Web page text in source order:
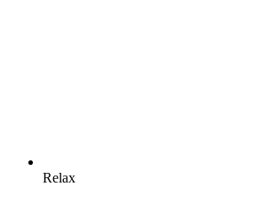
Relax